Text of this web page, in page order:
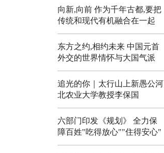
向新,向前 作为千年古都,要把
传统和现代有机融合在一起
东方之约,相约未来 中国元首
外交的世界情怀与大国气派
追光的你｜太行山上新愚公河
北农业大学教授李保国
六部门印发《规划》 全力保
障百姓"吃得放心""住得安心"